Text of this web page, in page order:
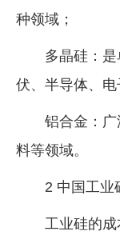
种领域；
多晶硅：
伏、半导体、电
铝合金：
料等领域。
2 中国工业
工业硅的成